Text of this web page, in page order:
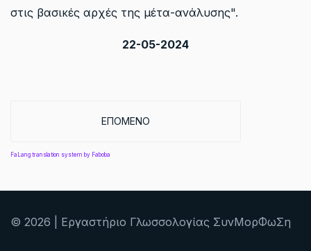
στις βασικές αρχές της μέτα-ανάλυσης".
22-05-2024
ΕΠΌΜΕΝΟ ΆΡΘΡΟ: 4. BRIAN D. JOSEPH -
ΕΠΌΜΕΝΟ
FaLang translation system by Faboba
© 2026 | Εργαστήριο Γλωσσολογίας ΣυνΜορΦωΣη